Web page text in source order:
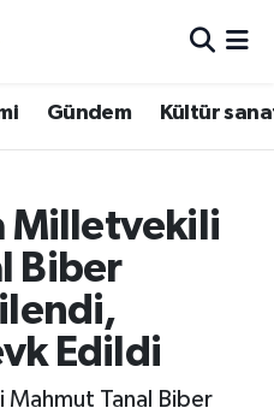
Gündem Kültür
Milletvekili
Biber
Edildi
Mahmut Tanal Biber
ve Fikstür